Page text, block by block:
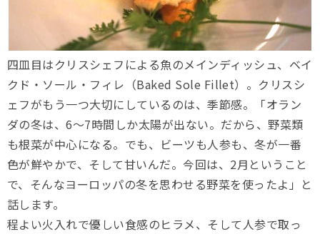
四皿目はクリスシェフによる魚のメインディッシュ、ベイ
クド・ソール・フィレ（Baked Sole Fillet）。クリスシ
ェフがもう一つ大切にしているのは、季節感。「オラン
ダの冬は、6〜7時間しか太陽が出ない。だから、野菜類
も根菜が中心になる。でも、ビーツも人参も、冬が一番
色が鮮やかで、そして甘いんだ。今回は、2月ということ
で、そんなヨーロッパの冬を思わせる野菜を使ったよ」と
話します。
程よい火入れで優しい食感のヒラメ、そして人参で取っ